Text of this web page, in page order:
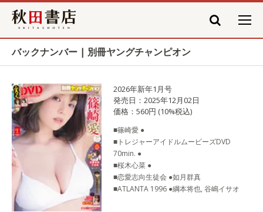
秋田書店
バックナンバー | 別冊ヤングチャンピオン
2026年新年1月号
発売日：2025年12月02日
価格：560円 (10%税込)
■篠崎愛 ●
■トレジャーアイドルムービーズDVD
70min. ●
■桜木心菜 ●
■恋愛志向生徒会 ●如月群真
■ATLANTA 1996 ●綱本将也, 谷嶋イサオ